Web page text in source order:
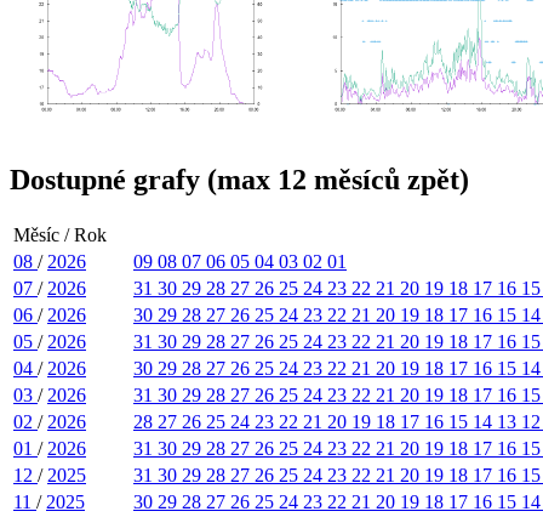
Dostupné grafy (max 12 měsíců zpět)
Měsíc / Rok
08 / 2026 09 08 07 06 05 04 03 02 01
07 / 2026 31 30 29 28 27 26 25 24 23 22 21 20 19 18 17 16
06 / 2026 30 29 28 27 26 25 24 23 22 21 20 19 18 17 16 15
05 / 2026 31 30 29 28 27 26 25 24 23 22 21 20 19 18 17 16
04 / 2026 30 29 28 27 26 25 24 23 22 21 20 19 18 17 16 15
03 / 2026 31 30 29 28 27 26 25 24 23 22 21 20 19 18 17 16
02 / 2026 28 27 26 25 24 23 22 21 20 19 18 17 16 15 14 13
01 / 2026 31 30 29 28 27 26 25 24 23 22 21 20 19 18 17 16
12 / 2025 31 30 29 28 27 26 25 24 23 22 21 20 19 18 17 16
11 / 2025 30 29 28 27 26 25 24 23 22 21 20 19 18 17 16 15